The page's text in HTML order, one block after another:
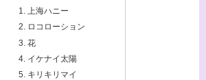
上海ハニー
ロコローション
花
イケナイ太陽
キリキリマイ